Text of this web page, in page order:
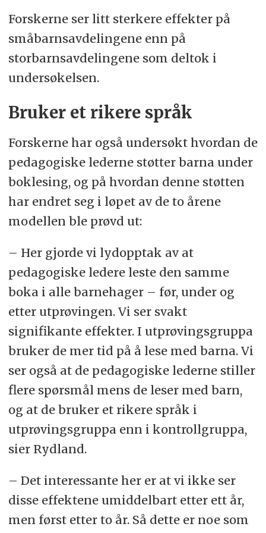
(Rekomp)og fra Sparebankstiftelsen
(totalt ca. 42 millioner kroner).
Siden oppstart er Språksterk utvidet
dag 4372 barn og 1132 ansatte fordelt
på 315 avdelinger.
(Kilde:uio.noog Oslo kommune)
Forskerne ser litt sterkere effekter på
småbarnsavdelingene enn på
storbarnsavdelingene som deltok i
undersøkelsen.
Bruker et rikere språk
Forskerne har også undersøkt hvordan de
pedagogiske lederne støtter barna under
boklesing, og på hvordan denne støtten
har endret seg i løpet av de to årene
modellen ble prøvd ut:
– Her gjorde vi lydopptak av at
pedagogiske ledere leste den samme
boka i alle barnehager – før, under og
etter utprøvingen. Vi ser svakt
signifikante effekter. I utprøvingsgruppa
bruker de mer tid på å lese med barna. Vi
ser også at de pedagogiske lederne stiller
flere spørsmål mens de leser med barn,
og at de bruker et rikere språk i
utprøvingsgruppa enn i kontrollgruppa,
sier Rydland.
– Det interessante her er at vi ikke ser
disse effektene umiddelbart etter ett år,
men først etter to år. Så dette er noe som